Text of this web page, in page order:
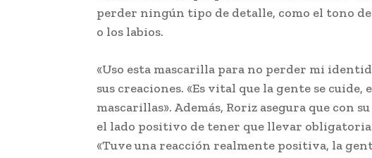
perder ningún tipo de detalle, como el tono
o los labios.
«Uso esta mascarilla para no perder mi
sus creaciones. «Es vital que la gente se cuide,
mascarillas». Además, Roriz asegura que con
el lado positivo de tener que llevar
«Tuve una reacción realmente positiva, la